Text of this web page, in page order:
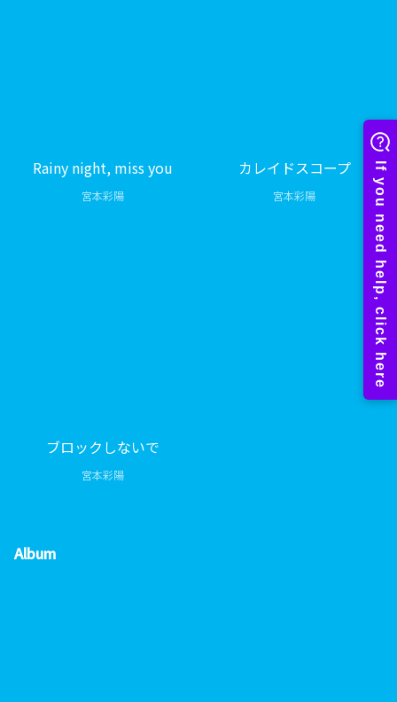
Rainy night, miss you
宮本彩陽
カレイドスコープ
宮本彩陽
ブロックしないで
宮本彩陽
Album